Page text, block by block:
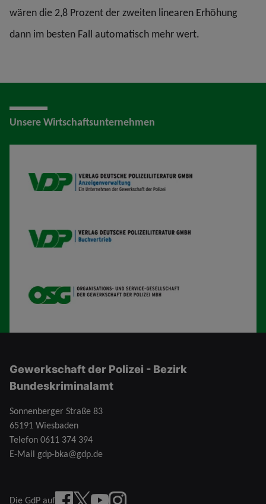
wären die 2,8 Prozent der zweiten linearen Erhöhung
dann im besten Fall automatisch mehr wert.
Unsere Wirtschaftsunternehmen
VDP AV
VDP B
OSG
Gewerkschaft der Polizei - Bezirk
Bundeskriminalamt
Sonnenberger Straße 83
65191 Wiesbaden
Telefon 0611 374 394
E-Mail gdp-bka@gdp.de
Die GdP auf
Facebook
X YouTubeinstagram